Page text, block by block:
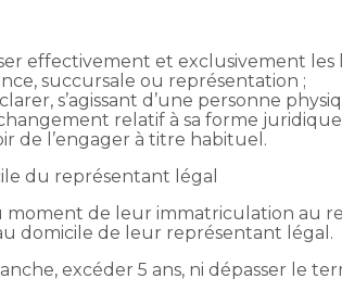
effectivement et exclusivement les
succursale ou représentation ;
s’agissant d’une personne
relatif à sa forme
de l’engager à titre habituel.
du représentant légal
moment de leur immatriculation au
domicile de leur représentant légal.
excéder 5 ans, ni dépasser le